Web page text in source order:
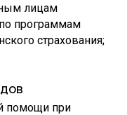
лицам
программам
страхования;
помощи при